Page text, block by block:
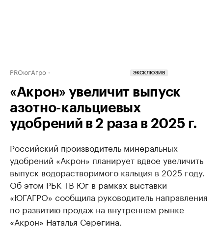
PROюгАгро ЭКСКЛЮЗИВ
«Акрон» увеличит выпуск
азотно-кальциевых
удобрений в 2 раза в 2025 г.
Российский производитель минеральных
удобрений «Акрон» планирует вдвое увеличить
выпуск водорастворимого кальция в 2025 году.
Об этом РБК ТВ Юг в рамках выставки
«ЮГАГРО» сообщила руководитель направления
по развитию продаж на внутреннем рынке
«Акрон» Наталья Серегина.